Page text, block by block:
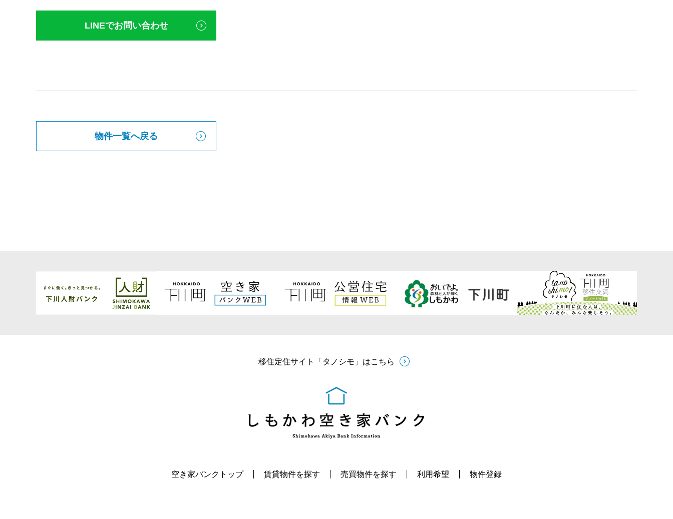
LINEでお問い合わせ
物件一覧へ戻る
移住定住サイト「タノシモ」はこちら
空き家バンクトップ 賃貸物件を探す 売買物件を探す 利用希望 物件登録